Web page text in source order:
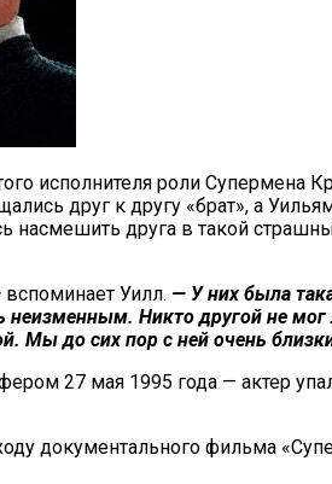
исполнителя роли Супермена
друг к другу «брат», а
насмешить друга в такой
вспоминает Уилл. — У них была
неизменным. Никто другой не
Мы до сих пор с ней очень
27 мая 1995 года — актер
документального фильма